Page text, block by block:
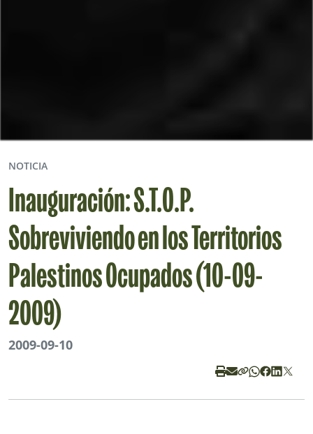
NOTICIA
Inauguración: S.T.O.P.
Sobreviviendo en los Territorios
Palestinos Ocupados (10-09-
2009)
2009-09-10